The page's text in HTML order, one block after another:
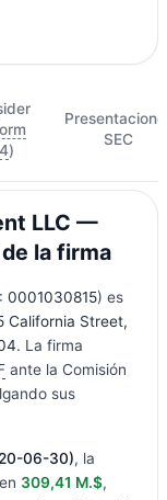
4)
SEC
LLC —
la firma
0001030815) es
California Street,
. La firma
ante la Comisión
sus
06-30), la
309,41 M.$,